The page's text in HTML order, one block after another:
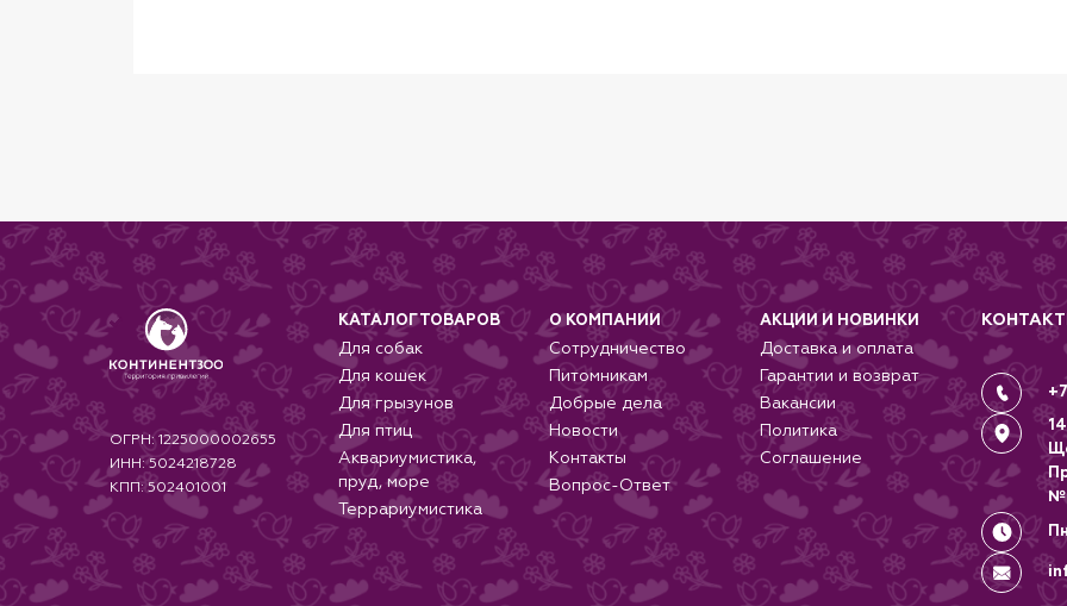
ОГРН: 1225000002655
ИНН: 5024218728
КПП: 502401001
КАТАЛОГ ТОВАРОВ
Для собак
Для кошек
Для грызунов
Для птиц
Аквариумистика,
пруд, море
Террариумистика
О КОМПАНИИ
Сотрудничество
Питомникам
Добрые дела
Новости
Контакты
Вопрос-Ответ
АКЦИИ И НОВИНКИ
Доставка и оплата
Гарантии и возврат
Вакансии
Политика
Соглашение
№